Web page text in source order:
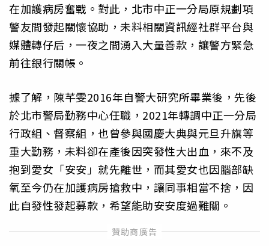
在加護病房奮戰。對此，北市中正一分局原規劃項
警友間發起關懷協助，未料相關資訊經社群平台與
媒體轉仔后，一夜之間湧入大量善款，讓警方緊急
前往銀行關帳。
據了解，陳芊雯2016年自警大研究所畢業後，先後
於北市警局勤務中心任職，2021年轉調中正一分局
行政組、督察組，也曾參與國慶大典與元旦升旗等
重大勤務，未料卻在產後因突發性大出血，來不及
抱到愛女「安安」就先離世，而其愛女也因腦部缺
氧至今仍在加護病房搶救中，讓同事相當不捨，因
此自發性發起募款，希望能助安安度過難關。